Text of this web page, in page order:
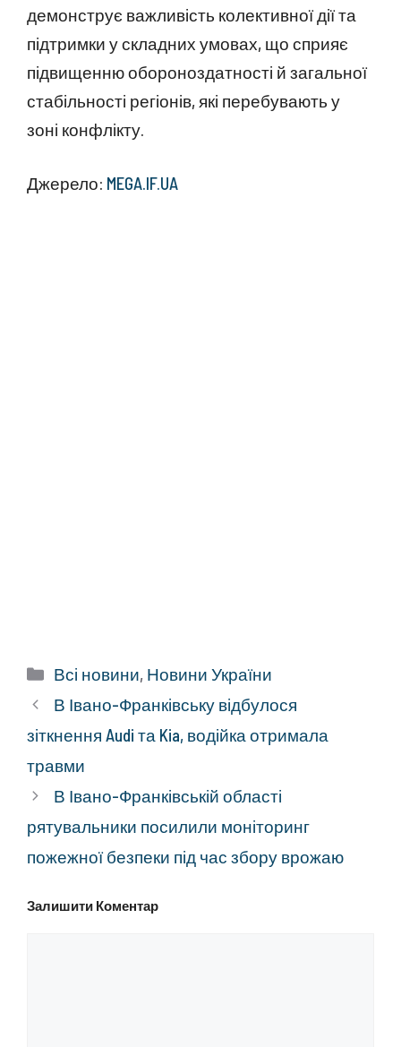
демонструє важливість колективної дії та
підтримки у складних умовах, що сприяє
підвищенню обороноздатності й загальної
стабільності регіонів, які перебувають у
зоні конфлікту.
Джерело: MEGA.IF.UA
Категорії
Всі новини, Новини України
В Івано-Франківську відбулося
зіткнення Audi та Kia, водійка отримала
травми
В Івано-Франківській області
рятувальники посилили моніторинг
пожежної безпеки під час збору врожаю
Залишити Коментар